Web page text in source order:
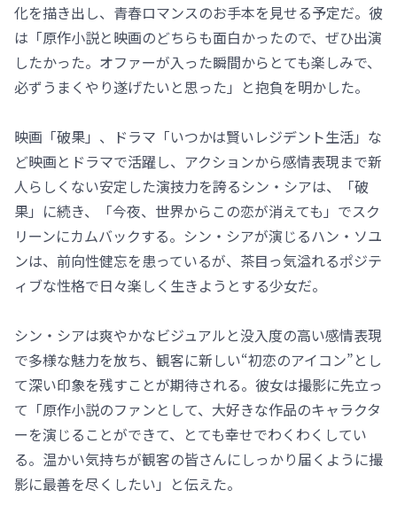
化を描き出し、青春ロマンスのお手本を見せる予定だ。彼
は「原作小説と映画のどちらも面白かったので、ぜひ出演
したかった。オファーが入った瞬間からとても楽しみで、
必ずうまくやり遂げたいと思った」と抱負を明かした。
映画「破果」、ドラマ「いつかは賢いレジデント生活」な
ど映画とドラマで活躍し、アクションから感情表現まで新
人らしくない安定した演技力を誇るシン・シアは、「破
果」に続き、「今夜、世界からこの恋が消えても」でスク
リーンにカムバックする。シン・シアが演じるハン・ソユ
ンは、前向性健忘を患っているが、茶目っ気溢れるポジテ
ィブな性格で日々楽しく生きようとする少女だ。
シン・シアは爽やかなビジュアルと没入度の高い感情表現
で多様な魅力を放ち、観客に新しい“初恋のアイコン”とし
て深い印象を残すことが期待される。彼女は撮影に先立っ
て「原作小説のファンとして、大好きな作品のキャラクタ
ーを演じることができて、とても幸せでわくわくしてい
る。温かい気持ちが観客の皆さんにしっかり届くように撮
影に最善を尽くしたい」と伝えた。